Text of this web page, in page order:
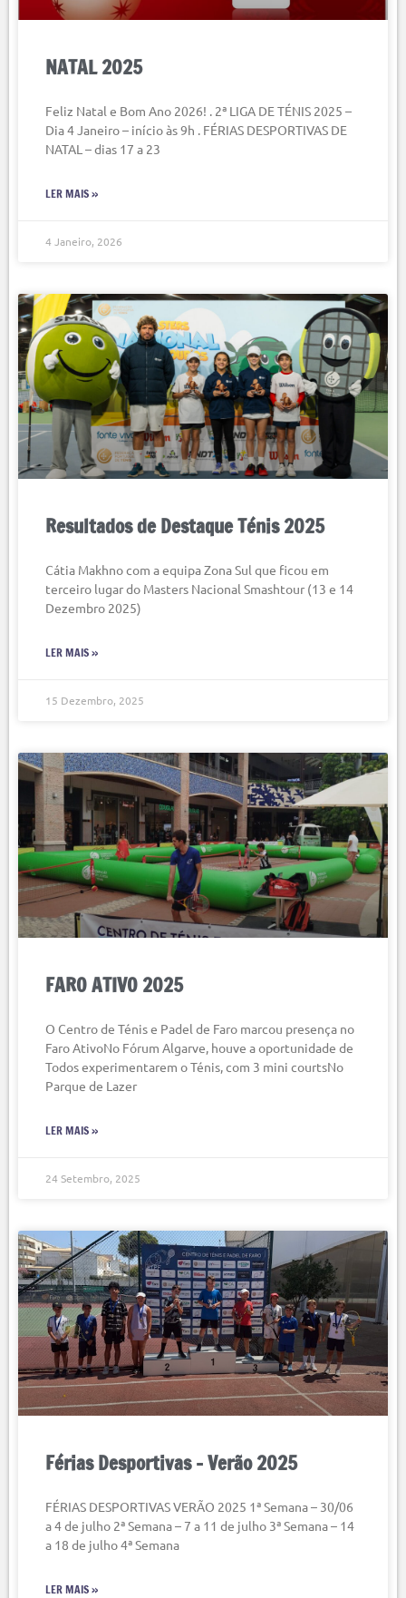
NATAL 2025
Feliz Natal e Bom Ano 2026! . 2ª LIGA DE TÉNIS 2025 –
Dia 4 Janeiro – início às 9h . FÉRIAS DESPORTIVAS DE
NATAL – dias 17 a 23
LER MAIS »
4 Janeiro, 2026
Resultados de Destaque Ténis 2025
Cátia Makhno com a equipa Zona Sul que ficou em
terceiro lugar do Masters Nacional Smashtour (13 e 14
Dezembro 2025)
LER MAIS »
15 Dezembro, 2025
FARO ATIVO 2025
O Centro de Ténis e Padel de Faro marcou presença no
Faro AtivoNo Fórum Algarve, houve a oportunidade de
Todos experimentarem o Ténis, com 3 mini courtsNo
Parque de Lazer
LER MAIS »
24 Setembro, 2025
Férias Desportivas – Verão 2025
FÉRIAS DESPORTIVAS VERÃO 2025 1ª Semana – 30/06
a 4 de julho 2ª Semana – 7 a 11 de julho 3ª Semana – 14
a 18 de julho 4ª Semana
LER MAIS »